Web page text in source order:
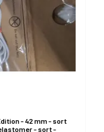
- 42 mm - sort
- sort -